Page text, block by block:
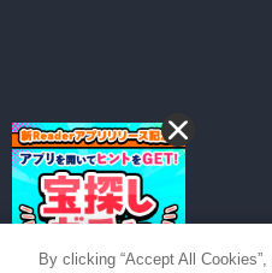
By clicking “Accept All